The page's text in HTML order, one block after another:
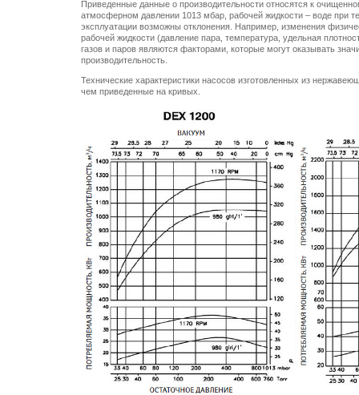
Приведенные данные о производительности относятся к
атмосферном давлении 1013 мбар, рабочей жидкости – воде при
эксплуатации возможны отклонения. Например, изменения
рабочей жидкости (давление пара, температура, удельная
газов и паров являются факторами, которые могут оказывать
производительность.
Технические характеристики насосов изготовленных из
чем приведенные на кривых.